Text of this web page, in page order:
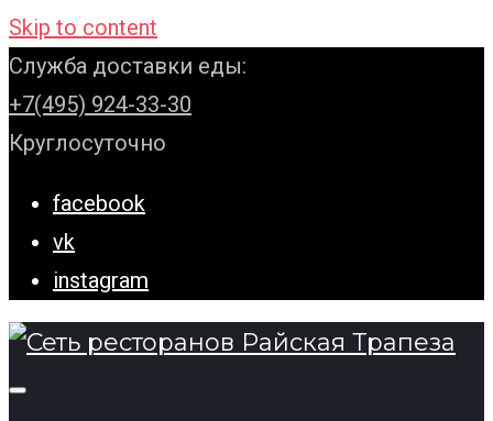
Skip to content
Служба доставки еды:
+7(495) 924-33-30
Круглосуточно
facebook
vk
instagram